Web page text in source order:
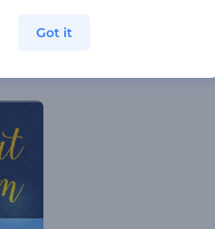
Révélation de logo
Got it